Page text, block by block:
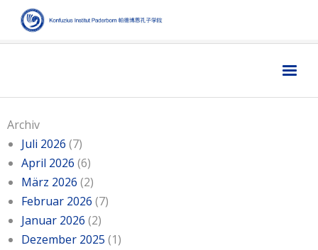
Institut学院
Aktuelles新闻
Kultur文化
Archiv
Juli 2026 (7)
April 2026 (6)
März 2026 (2)
Februar 2026 (7)
Januar 2026 (2)
Dezember 2025 (1)